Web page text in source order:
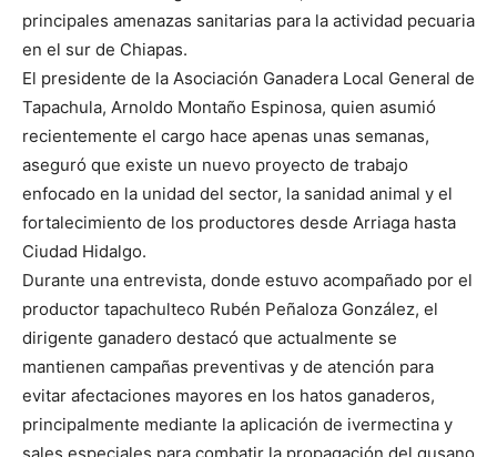
principales amenazas sanitarias para la actividad pecuaria
en el sur de Chiapas.
El presidente de la Asociación Ganadera Local General de
Tapachula, Arnoldo Montaño Espinosa, quien asumió
recientemente el cargo hace apenas unas semanas,
aseguró que existe un nuevo proyecto de trabajo
enfocado en la unidad del sector, la sanidad animal y el
fortalecimiento de los productores desde Arriaga hasta
Ciudad Hidalgo.
Durante una entrevista, donde estuvo acompañado por el
productor tapachulteco Rubén Peñaloza González, el
dirigente ganadero destacó que actualmente se
mantienen campañas preventivas y de atención para
evitar afectaciones mayores en los hatos ganaderos,
principalmente mediante la aplicación de ivermectina y